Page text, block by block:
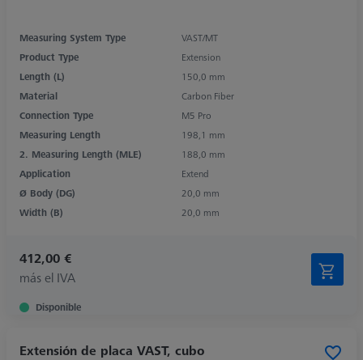
Measuring System Type
VAST/MT
Product Type
Extension
Length (L)
150,0 mm
Material
Carbon Fiber
Connection Type
M5 Pro
Measuring Length
198,1 mm
2. Measuring Length (MLE)
188,0 mm
Application
Extend
Ø Body (DG)
20,0 mm
Width (B)
20,0 mm
412,00 €
más el IVA
Disponible
Extensión de placa VAST, cubo